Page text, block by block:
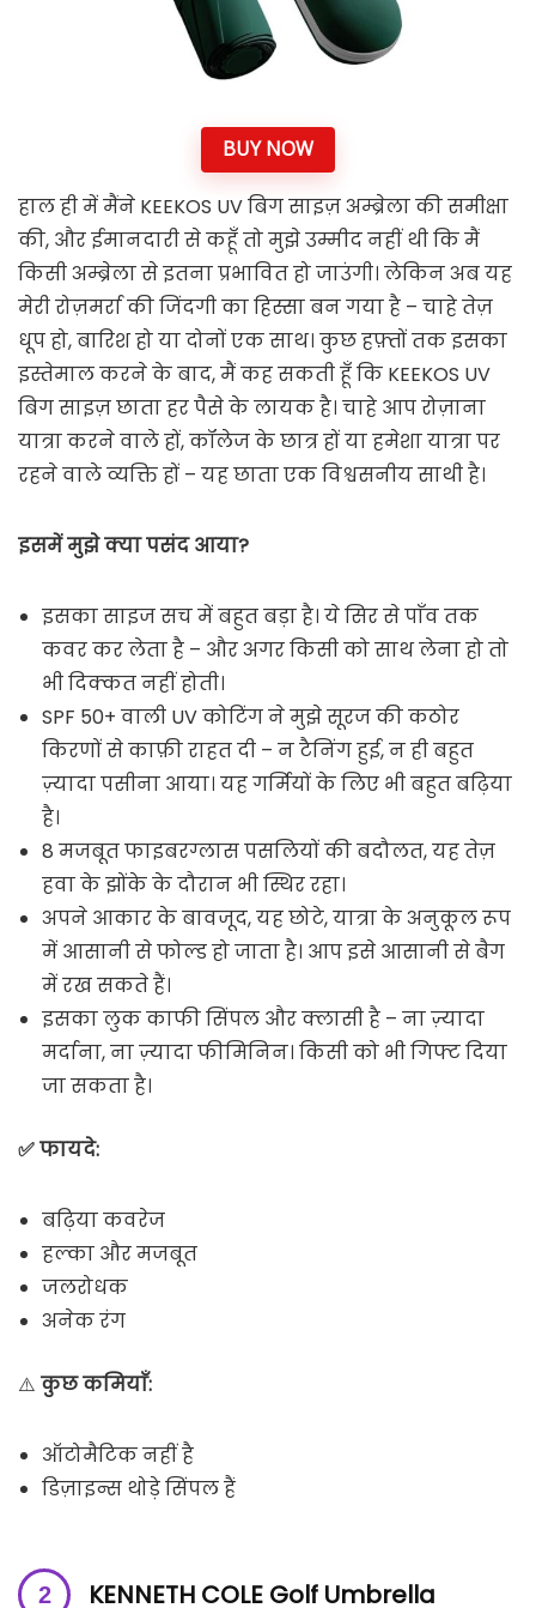
BUY NOW
हाल ही में मैंने KEEKOS UV बिग साइज़ अम्ब्रेला की समीक्षा
की, और ईमानदारी से कहूँ तो मुझे उम्मीद नहीं थी कि मैं
किसी अम्ब्रेला से इतना प्रभावित हो जाउंगी। लेकिन अब यह
मेरी रोज़मर्रा की जिंदगी का हिस्सा बन गया है – चाहे तेज़
धूप हो, बारिश हो या दोनों एक साथ। कुछ हफ़्तों तक इसका
इस्तेमाल करने के बाद, मैं कह सकती हूँ कि KEEKOS UV
बिग साइज़ छाता हर पैसे के लायक है। चाहे आप रोज़ाना
यात्रा करने वाले हों, कॉलेज के छात्र हों या हमेशा यात्रा पर
रहने वाले व्यक्ति हों – यह छाता एक विश्वसनीय साथी है।
इसमें मुझे क्या पसंद आया?
इसका साइज सच में बहुत बड़ा है। ये सिर से पाँव तक
कवर कर लेता है – और अगर किसी को साथ लेना हो तो
भी दिक्कत नहीं होती।
SPF 50+ वाली UV कोटिंग ने मुझे सूरज की कठोर
किरणों से काफ़ी राहत दी – न टैनिंग हुई, न ही बहुत
ज़्यादा पसीना आया। यह गर्मियों के लिए भी बहुत बढ़िया
है।
8 मजबूत फाइबरग्लास पसलियों की बदौलत, यह तेज़
हवा के झोंके के दौरान भी स्थिर रहा।
अपने आकार के बावजूद, यह छोटे, यात्रा के अनुकूल रूप
में आसानी से फोल्ड हो जाता है। आप इसे आसानी से बैग
में रख सकते हैं।
इसका लुक काफी सिंपल और क्लासी है – ना ज़्यादा
मर्दाना, ना ज़्यादा फीमिनिन। किसी को भी गिफ्ट दिया
जा सकता है।
✅ फायदे:
बढ़िया कवरेज
हल्का और मजबूत
जलरोधक
अनेक रंग
⚠️ कुछ कमियाँ:
ऑटोमैटिक नहीं है
डिज़ाइन्स थोड़े सिंपल हैं
KENNETH COLE Golf Umbrella